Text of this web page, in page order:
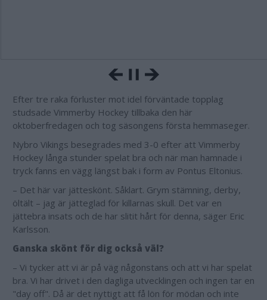
Efter tre raka förluster mot idel förväntade topplag
studsade Vimmerby Hockey tillbaka den här
oktoberfredagen och tog säsongens första hemmaseger.
Nybro Vikings besegrades med 3-0 efter att Vimmerby
Hockey långa stunder spelat bra och när man hamnade i
tryck fanns en vägg längst bak i form av Pontus Eltonius.
– Det här var jätteskönt. Såklart. Grym stämning, derby,
öltält – jag är jätteglad för killarnas skull. Det var en
jättebra insats och de har slitit hårt för denna, säger Eric
Karlsson.
Ganska skönt för dig också väl?
– Vi tycker att vi är på väg någonstans och att vi har spelat
bra. Vi har drivet i den dagliga utvecklingen och ingen tar en
"day off". Då är det nyttigt att få lön för mödan och inte